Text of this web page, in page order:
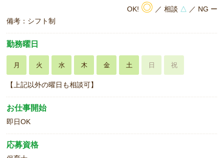
OK! ◎ ／ 相談 △ ／ NG ー
備考：シフト制
勤務曜日
月 火 水 木 金 土 日 祝
【上記以外の曜日も相談可】
お仕事開始
即日OK
応募資格